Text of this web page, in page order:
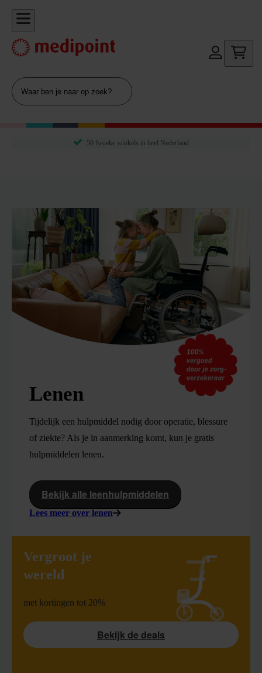
50 fysieke winkels in heel Nederland
Lenen
Tijdelijk een hulpmiddel nodig door operatie, blessure
of ziekte? Als je in aanmerking komt, kun je gratis
hulpmiddelen lenen.
Bekijk alle leenhulpmiddelen
Lees meer over lenen
Vergroot je
wereld
met kortingen tot 20%
Bekijk de deals